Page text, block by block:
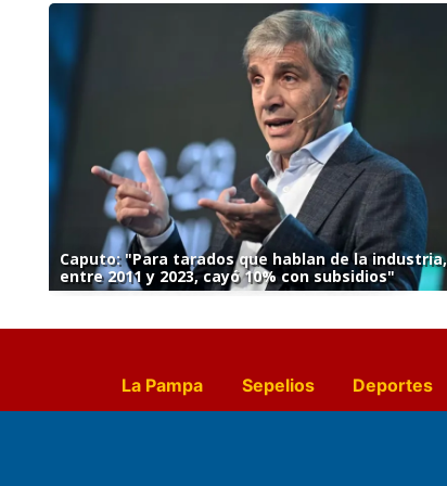
Caputo: "Para tarados que hablan de la industria,
entre 2011 y 2023, cayó 10% con subsidios"
La Pampa Sepelios Deportes